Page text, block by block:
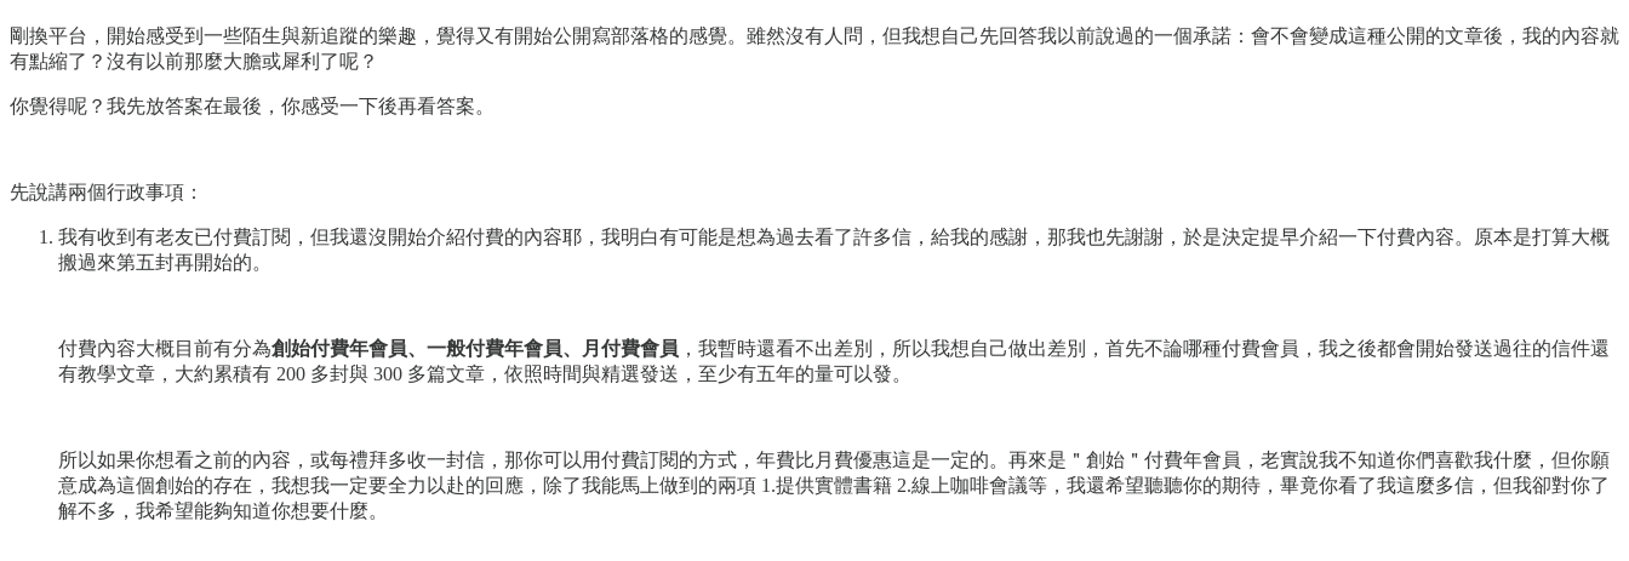
剛換平台，開始感受到一些陌生與新追蹤的樂趣，覺得又有開始公開寫部落格的感覺。雖然沒有人問，但我想自己先回答我以前說過的一個承諾：會不會變成這種公開的文章後，我的內容就
有點縮了？沒有以前那麼大膽或犀利了呢？
你覺得呢？我先放答案在最後，你感受一下後再看答案。
先說講兩個行政事項：
我有收到有老友已付費訂閱，但我還沒開始介紹付費的內容耶，我明白有可能是想為過去看了許多信，給我的感謝，那我也先謝謝，於是決定提早介紹一下付費內容。原本是打算大概
搬過來第五封再開始的。
付費內容大概目前有分為創始付費年會員、一般付費年會員、月付費會員 ，我暫時還看不出差別，所以我想自己做出差別，首先不論哪種付費會員，我之後都會開始發送過往的信件還
有教學文章，大約累積有 200 多封與 300 多篇文章，依照時間與精選發送，至少有五年的量可以發。
所以如果你想看之前的內容，或每禮拜多收一封信，那你可以用付費訂閱的方式，年費比月費優惠這是一定的。再來是＂創始＂付費年會員，老實說我不知道你們喜歡我什麼，但你願
意成為這個創始的存在，我想我一定要全力以赴的回應，除了我能馬上做到的兩項 1.提供實體書籍 2.線上咖啡會議等，我還希望聽聽你的期待，畢竟你看了我這麼多信，但我卻對你了
解不多，我希望能夠知道你想要什麼。